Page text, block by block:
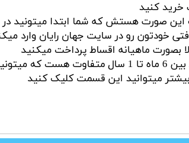
خرید کنید
این صورت هستش که شما ابتدا میتونید در
خودتون رو در سایت جهان رایان وارد
بصورت ماهیانه اقساط پرداخت میکنید
رو انتخاب کنید
بیشتر میتوانید این قسمت کلیک کنید